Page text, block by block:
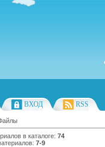
ВХОД RSS
в каталоге: 74
: 7-9